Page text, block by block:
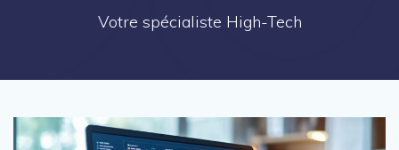
Votre spécialiste High-Tech